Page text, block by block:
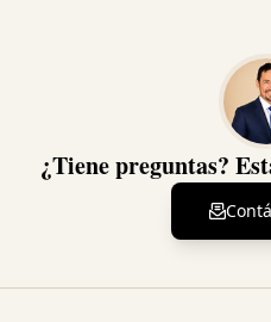
¿Tiene preguntas?